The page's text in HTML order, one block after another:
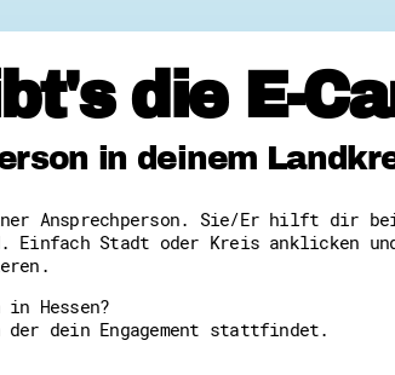
die E-
in deinem
Ansprechperson. Sie/Er hilft dir
Einfach Stadt oder Kreis anklicken
Hessen?
dein Engagement stattfindet.